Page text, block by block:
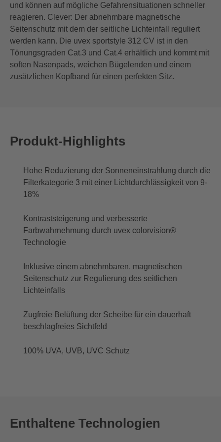
und können auf mögliche Gefahrensituationen schneller
reagieren. Clever: Der abnehmbare magnetische
Seitenschutz mit dem der seitliche Lichteinfall reguliert
werden kann. Die uvex sportstyle 312 CV ist in den
Tönungsgraden Cat.3 und Cat.4 erhältlich und kommt mit
soften Nasenpads, weichen Bügelenden und einem
zusätzlichen Kopfband für einen perfekten Sitz.
Produkt-Highlights
Hohe Reduzierung der Sonneneinstrahlung durch die
Filterkategorie 3 mit einer Lichtdurchlässigkeit von 9-
18%
Kontraststeigerung und verbesserte
Farbwahrnehmung durch uvex colorvision®
Technologie
Inklusive einem abnehmbaren, magnetischen
Seitenschutz zur Regulierung des seitlichen
Lichteinfalls
Zugfreie Belüftung der Scheibe für ein dauerhaft
beschlagfreies Sichtfeld
100% UVA, UVB, UVC Schutz
Enthaltene Technologien